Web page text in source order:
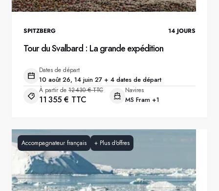
SPITZBERG 14 JOURS
Tour du Svalbard : La grande expédition
Dates de départ
10 août 26, 14 juin 27 + 4 dates de départ
À partir de 12 430 € TTC
11 355 € TTC
Navires
MS Fram +1
Accompagnateur français + Plus d'offres